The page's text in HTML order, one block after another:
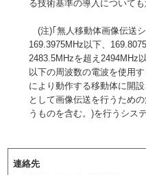
る技術基準の導入についても
(注)｢無人移動体画像伝送
169.3975MHz以下、
2483.5MHzを超え2494MHz
以下の周波数の電波を使用
により動作する移動体に開
として画像伝送を行うため
うものを含む。)を行うシステ
連絡先